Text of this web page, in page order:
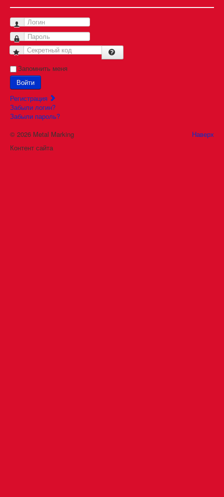
Логин
Пароль
Секретный код
Запомнить меня
Войти
Регистрация
Забыли логин?
Забыли пароль?
Наверх
© 2026 Metal Marking
Контент сайта